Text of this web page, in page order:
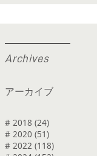
Archives
アーカイブ
# 2018 (24)
# 2020 (51)
# 2022 (118)